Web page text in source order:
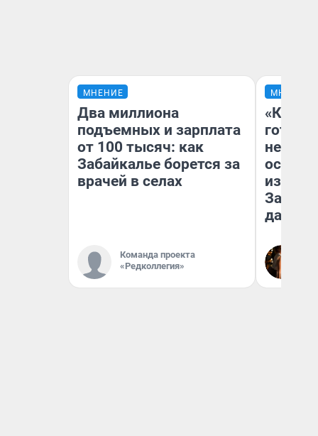
МНЕНИЕ
Два миллиона
подъемных и зарплата
от 100 тысяч: как
Забайкалье борется за
врачей в селах
Команда проекта
«Редколлегия»
МНЕНИЕ
осень
Зачем
дачу